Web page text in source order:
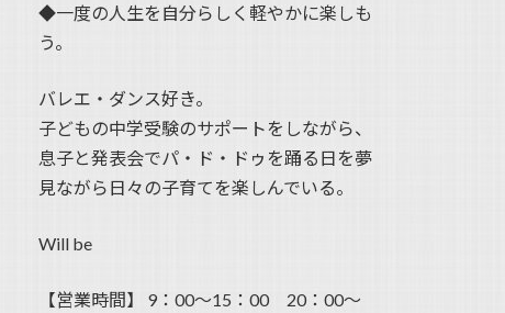
◆一度の人生を自分らしく軽やかに楽しも
う。
バレエ・ダンス好き。
子どもの中学受験のサポートをしながら、
息子と発表会でパ・ド・ドゥを踊る日を夢
見ながら日々の子育てを楽しんでいる。
Will be
【営業時間】 9：00〜15：00 20：00～